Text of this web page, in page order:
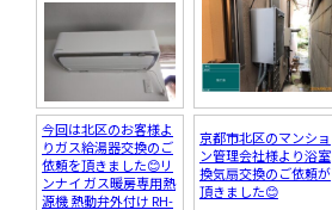
今回は北区のお客様よ
りガス給湯器交換のご
依頼を頂きました😊リ
ンナイ ガス暖房専用熱
源機 熱動弁外付け RH-
京都市北区のマンショ
ン管理会社様より浴室
換気扇交換のご依頼が
頂きました😊